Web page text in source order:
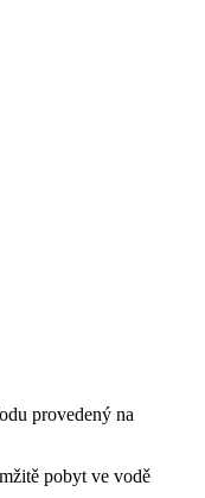
provedený na
pobyt ve vodě